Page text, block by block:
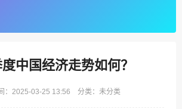
中国经济走势如何？
：2025-03-25 13:56 分类：未分类